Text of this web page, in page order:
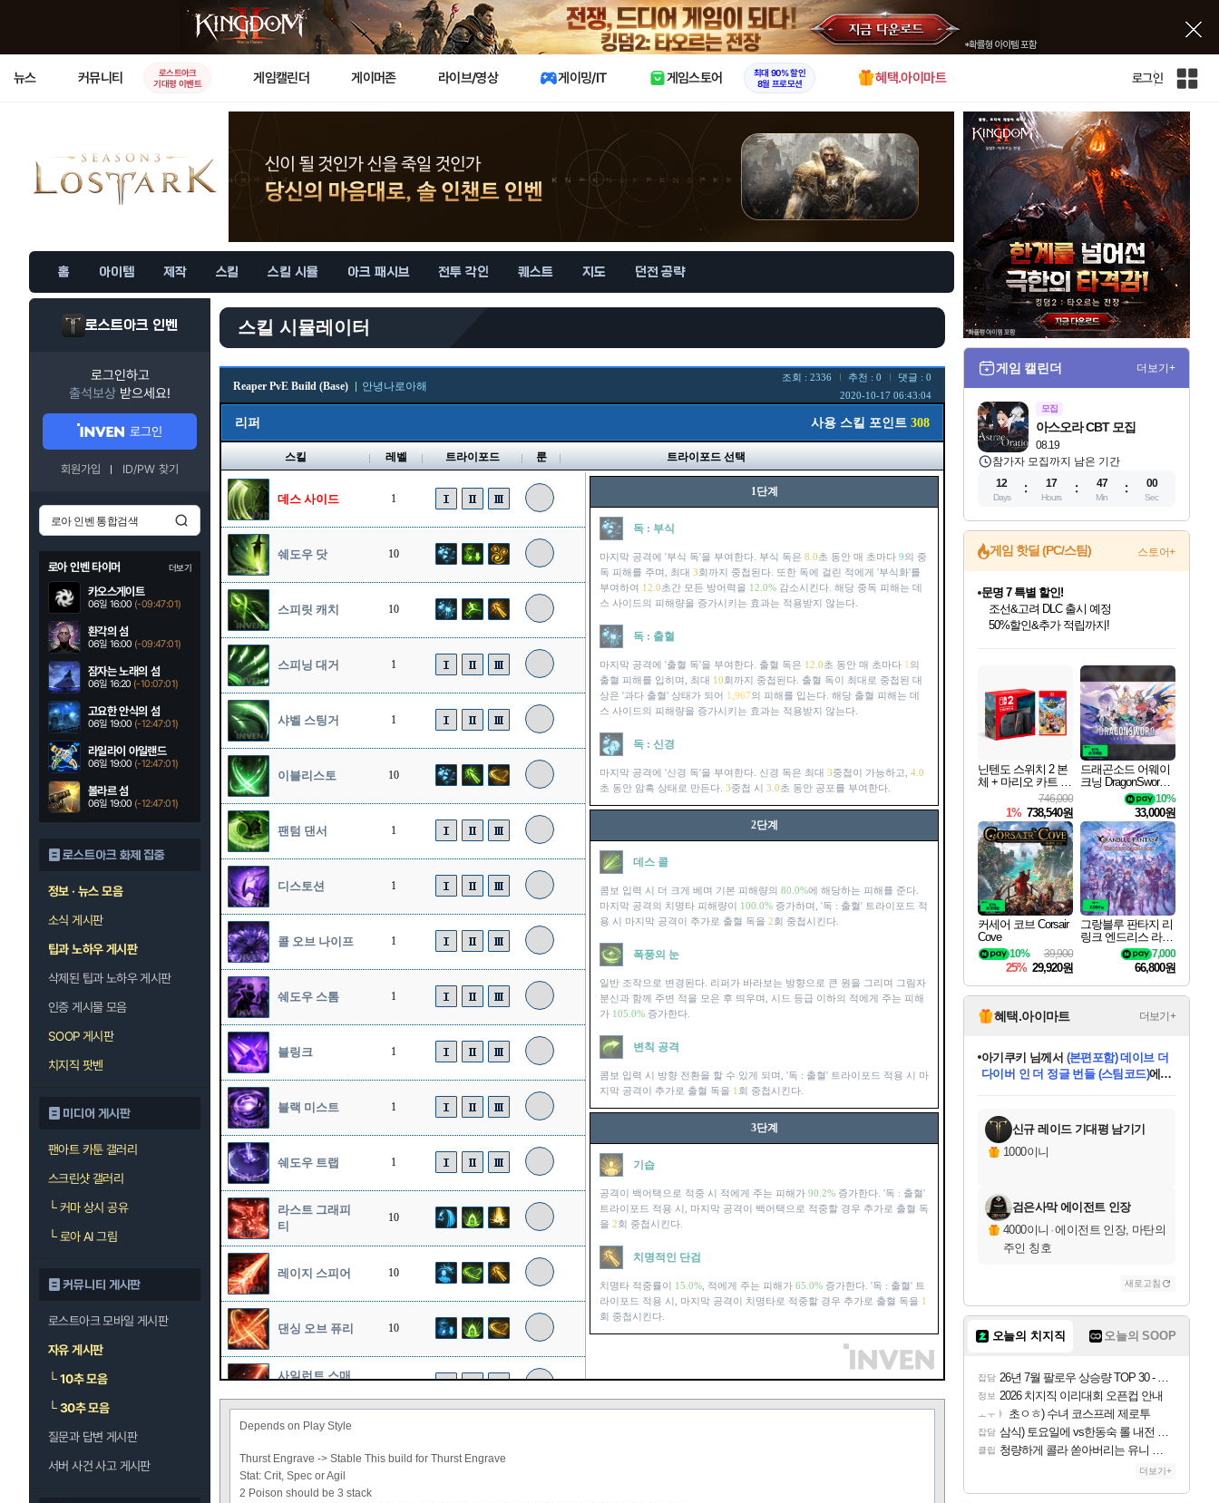
X
뉴스 커뮤니티
로스트아크
기대평 이벤트
게임캘린더 게이머존 라이브/영상 게이밍/IT 게임스토어
최대 90% 할인
8월 프로모션
혜택.아이마트 로그인
인
전
체
사
이
트
맵
홈 아이템 제작 스킬 스킬 시뮬 아크 패시브 전투 각인 퀘스트 지도 던전 공략
로스트아크 인벤
로그인하고
출석보상 받으세요!
로그인
회원가입 ID/PW 찾기
로아 인벤 타이머 더보기
카오스게이트
06일 16:00 (-09:47:00)
환각의 섬
06일 16:00 (-09:47:00)
잠자는 노래의 섬
06일 16:20 (-10:07:00)
고요한 안식의 섬
06일 19:00 (-12:47:00)
라일라이 아일랜드
06일 19:00 (-12:47:00)
볼라르 섬
06일 19:00 (-12:47:00)
로스트아크 화제 집중
정보 · 뉴스 모음
소식 게시판
팁과 노하우 게시판
삭제된 팁과 노하우 게시판
인증 게시물 모음
SOOP 게시판
치지직 팟벤
미디어 게시판
팬아트 카툰 갤러리
스크린샷 갤러리
└커마 상시 공유
└로아 AI 그림
커뮤니티 게시판
로스트아크 모바일 게시판
자유 게시판
└10추 모음
└30추 모음
질문과 답변 게시판
서버 사건 사고 게시판
스킬 시뮬레이터
Reaper PvE Build (Base) 안녕나로아해
조회 : 2336 추천 : 0
댓글 : 0
2020-10-17 06:43:04
리퍼 사용 스킬 포인트 308
스킬 레벨 트라이포드 룬 트라이포드 선택
데스 사이드 1
쉐도우 닷 10
스피릿 캐치 10
스피닝 대거 1
샤벨 스팅거 1
이블리스토 10
팬텀 댄서 1
디스토션 1
콜 오브 나이프 1
쉐도우 스톰 1
블링크 1
블랙 미스트 1
쉐도우 트랩 1
라스트 그래피
티
10
레이지 스피어 10
댄싱 오브 퓨리 10
사일런트 스매
1
1단계
독 : 부식
마지막 공격에 '부식 독'을 부여한다. 부식 독은 8.0초 동안 매 초마다 9의 중
독 피해를 주며, 최대 3회까지 중첩된다. 또한 독에 걸린 적에게 '부식화'를
부여하여 12.0초간 모든 방어력을 12.0% 감소시킨다. 해당 중독 피해는 데
스 사이드의 피해량을 증가시키는 효과는 적용받지 않는다.
독 : 출혈
마지막 공격에 '출혈 독'을 부여한다. 출혈 독은 12.0초 동안 매 초마다 1 의
출혈 피해를 입히며, 최대 10회까지 중첩된다. 출혈 독이 최대로 중첩된 대
상은 '과다 출혈' 상태가 되어 1,967의 피해를 입는다. 해당 출혈 피해는 데
스 사이드의 피해량을 증가시키는 효과는 적용받지 않는다.
독 : 신경
마지막 공격에 '신경 독'을 부여한다. 신경 독은 최대 3중첩이 가능하고, 4.0
초 동안 암흑 상태로 만든다. 3중첩 시 3.0초 동안 공포를 부여한다.
2단계
데스 콜
콤보 입력 시 더 크게 베며 기본 피해량의 80.0%에 해당하는 피해를 준다.
마지막 공격의 치명타 피해량이 100.0% 증가하며, '독 : 출혈' 트라이포드 적
용 시 마지막 공격이 추가로 출혈 독을 2회 중첩시킨다.
폭풍의 눈
일반 조작으로 변경된다. 리퍼가 바라보는 방향으로 큰 원을 그리며 그림자
분신과 함께 주변 적을 모은 후 띄우며, 시드 등급 이하의 적에게 주는 피해
가 105.0% 증가한다.
변칙 공격
콤보 입력 시 방향 전환을 할 수 있게 되며, '독 : 출혈' 트라이포드 적용 시 마
지막 공격이 추가로 출혈 독을 1 회 중첩시킨다.
3단계
기습
공격이 백어택으로 적중 시 적에게 주는 피해가 90.2% 증가한다. '독 : 출혈'
트라이포드 적용 시, 마지막 공격이 백어택으로 적중할 경우 추가로 출혈 독
을 2회 중첩시킨다.
치명적인 단검
치명타 적중률이 15.0% , 적에게 주는 피해가 65.0% 증가한다. '독 : 출혈' 트
라이포드 적용 시, 마지막 공격이 치명타로 적중할 경우 추가로 출혈 독을 1
회 중첩시킨다.
Depends on Play Style
Thurst Engrave -> Stable This build for Thurst Engrave
Stat: Crit, Spec or Agil
2 Poison should be 3 stack
게임 캘린더 더보기+
모집
08.19
아스오라 CBT 모집
참가자 모집까지 남은 기간
12
Days
17
Hours
46
Min
59
Sec
게임 핫딜 (PC/스팀) 스토어+
최대 90% 할인가를 만나보세요!
네이버혜택과 함께 만나보세요!
문명 7 특별 할인!
조선&고려 DLC 출시 예정
50%할인&추가 적립까지!
이니&베니 혜택까지!
네이버 혜택가와 함께 예약하세요!
할인&네이버혜택으로 만나보세요!
네이버페이 혜택과 만나보세요!
40주년 프로모션으로 만나보세요!
네이버 포인트 혜택까지!
할인가에 만나보세요!
일부 에디션 상시 할인!
혜택으로 예약 판매 중
편안하게 충전하세요
닌텐도 스위치 2 본
체 + 마리오 카트 월
746,000
1% 738,540원
드래곤소드 어웨이
크닝 DragonSword A
10%
33,000원
커세어 코브 Corsair
Cove
39,900
10%
25% 29,920원
그랑블루 판타지 리
링크 엔드리스 라그
나로크 Granblue Fa
ntasy Relink Endless
7,000
66,800원
혜택.아이마트 더보기+
당첨되셨습니다.
아기쿠키 님께서 (본편포함) 데이브 더
다이버 인 더 정글 번들 (스팀코드)에
당첨되셨습니다.
당첨되셨습니다.
에디션 (스팀코드)를 교환.
당첨되셨습니다.
당첨되셨습니다.
당첨되셨습니다.
당첨되셨습니다.
신규 레이드 기대평 남기기
1000이니
검은사막 에이전트 인장
4000이니 ·에이전트 인장, 마탄의
주인 칭호
새로고침
오늘의 치지직 오늘의 SOOP
잡담 26년 7월 팔로우 상승량 TOP 30 - 월간 치지직
정보 2026 치지직 이리대회 오픈컵 안내
ㅗㅜㅑ 초ㅇㅎ) 수녀 코스프레 제로투
잡담 삼식) 토요일에 vs한동숙 롤 내전 예정
클립 청량하게 콜라 쏟아버리는 유니 ㅋㅋㅋ
더보기+